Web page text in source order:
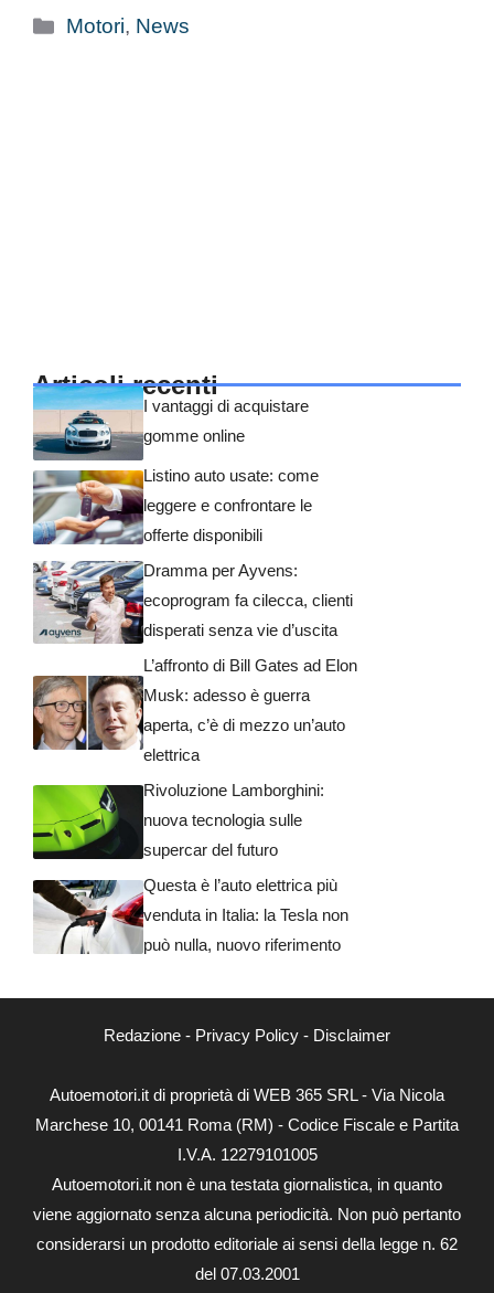
Categorie
Motori, News
Articoli recenti
I vantaggi di acquistare
gomme online
Listino auto usate: come
leggere e confrontare le
offerte disponibili
Dramma per Ayvens:
ecoprogram fa cilecca, clienti
disperati senza vie d’uscita
L’affronto di Bill Gates ad Elon
Musk: adesso è guerra
aperta, c’è di mezzo un’auto
elettrica
Rivoluzione Lamborghini:
nuova tecnologia sulle
supercar del futuro
Questa è l’auto elettrica più
venduta in Italia: la Tesla non
può nulla, nuovo riferimento
Redazione - Privacy Policy - Disclaimer
Autoemotori.it di proprietà di WEB 365 SRL - Via Nicola
Marchese 10, 00141 Roma (RM) - Codice Fiscale e Partita
I.V.A. 12279101005
Autoemotori.it non è una testata giornalistica, in quanto
viene aggiornato senza alcuna periodicità. Non può pertanto
considerarsi un prodotto editoriale ai sensi della legge n. 62
del 07.03.2001